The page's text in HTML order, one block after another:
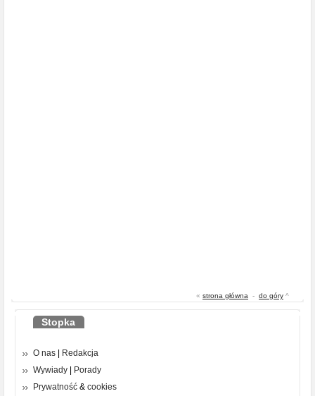
« strona główna - do góry ^
Stopka
O nas
Redakcja
Wywiady
Porady
Prywatność & cookies